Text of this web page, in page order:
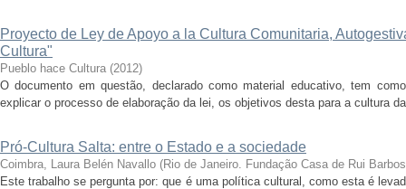
Proyecto de Ley de Apoyo a la Cultura Comunitaria,
Cultura"
Pueblo hace Cultura (2012)
O documento em questão, declarado como material educativo, tem
explicar o processo de elaboração da lei, os objetivos desta para a cultura
Pró-Cultura Salta: entre o Estado e a sociedade
Coimbra, Laura Belén Navallo (Rio de Janeiro. Fundação Casa de Rui
Este trabalho se pergunta por: que é uma política cultural, como esta é